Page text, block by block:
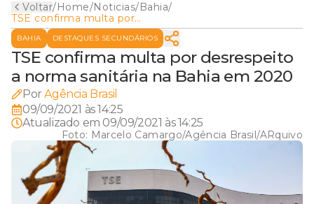
Voltar/Home/Noticias/Bahia/
TSE confirma multa por
desrespeito a norma sanitária
na Bahia em 2020
BAHIA DESTAQUES SECUNDÁRIOS
TSE confirma multa por desrespeito
a norma sanitária na Bahia em 2020
Por Agência Brasil
09/09/2021 às 14:25
Atualizado em 09/09/2021 às 14:25
Foto: Marcelo Camargo/Agência Brasil/ARquivo